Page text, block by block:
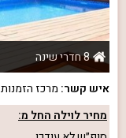
8 חדרי שינה
איש קשר: מרכז הזמנות
מחיר לוילה החל מ: